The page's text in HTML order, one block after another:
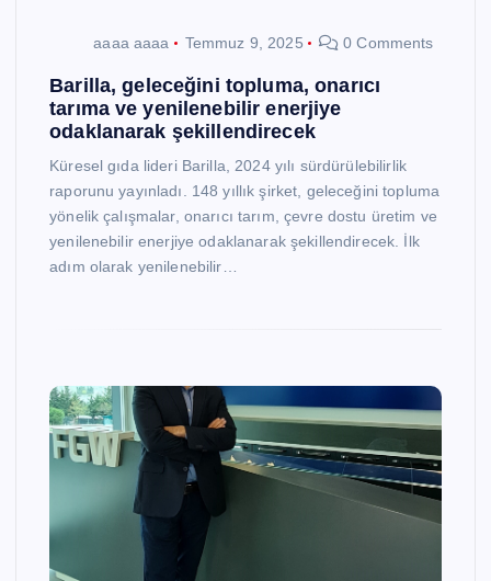
aaaa aaaa Temmuz 9, 2025 0 Comments
Barilla, geleceğini topluma, onarıcı
tarıma ve yenilenebilir enerjiye
odaklanarak şekillendirecek
Küresel gıda lideri Barilla, 2024 yılı sürdürülebilirlik
raporunu yayınladı. 148 yıllık şirket, geleceğini topluma
yönelik çalışmalar, onarıcı tarım, çevre dostu üretim ve
yenilenebilir enerjiye odaklanarak şekillendirecek. İlk
adım olarak yenilenebilir…